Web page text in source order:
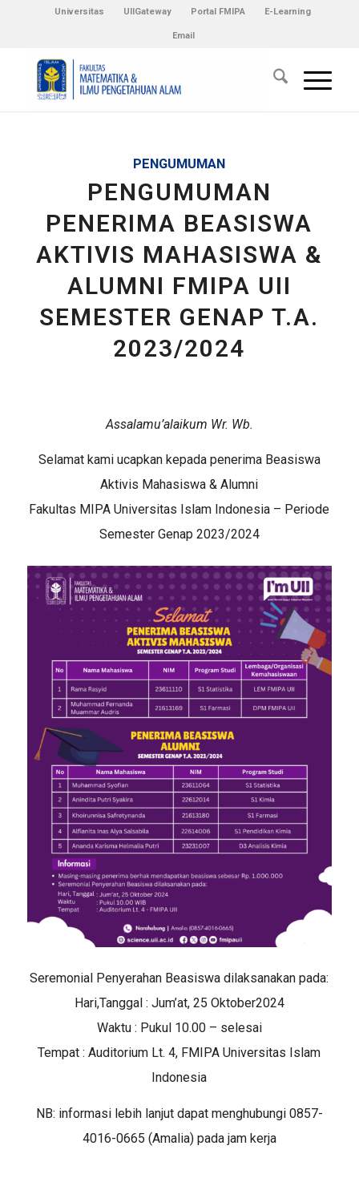
Universitas UIIGateway Portal FMIPA E-Learning
Email
PENGUMUMAN
PENGUMUMAN
PENERIMA BEASISWA
AKTIVIS MAHASISWA &
ALUMNI FMIPA UII
SEMESTER GENAP T.A.
2023/2024
Assalamu’alaikum Wr. Wb.
Selamat kami ucapkan kepada penerima Beasiswa
Aktivis Mahasiswa & Alumni
Fakultas MIPA Universitas Islam Indonesia – Periode
Semester Genap 2023/2024
Seremonial Penyerahan Beasiswa dilaksanakan pada:
Hari,Tanggal : Jum’at, 25 Oktober2024
Waktu : Pukul 10.00 – selesai
Tempat : Auditorium Lt. 4, FMIPA Universitas Islam
Indonesia
NB: informasi lebih lanjut dapat menghubungi 0857-
4016-0665 (Amalia) pada jam kerja